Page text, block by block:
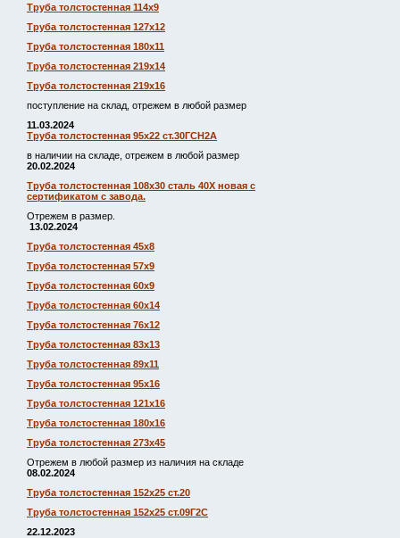
Труба толстостенная 114х9
Труба толстостенная 127х12
Труба толстостенная 180х11
Труба толстостенная 219х14
Труба толстостенная 219х16
поступление на склад, отрежем в любой размер
11.03.2024
Труба толстостенная 95х22 ст.30ГСН2А
в наличии на складе, отрежем в любой размер
20.02.2024
Труба толстостенная 108х30 сталь 40Х новая с
сертификатом с завода.
Отрежем в размер.
13.02.2024
Труба толстостенная 45х8
Труба толстостенная 57х9
Труба толстостенная 60х9
Труба толстостенная 60х14
Труба толстостенная 76х12
Труба толстостенная 83х13
Труба толстостенная 89х11
Труба толстостенная 95х16
Труба толстостенная 121х16
Труба толстостенная 180х16
Труба толстостенная 273х45
Отрежем в любой размер из наличия на складе
08.02.2024
Труба толстостенная 152х25 ст.20
Труба толстостенная 152х25 ст.09Г2С
22.12.2023